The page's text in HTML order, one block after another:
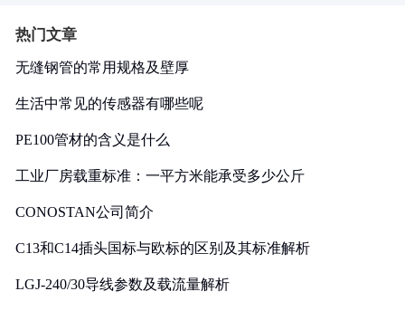
热门文章
无缝钢管的常用规格及壁厚
生活中常见的传感器有哪些呢
PE100管材的含义是什么
工业厂房载重标准：一平方米能承受多少公斤
CONOSTAN公司简介
C13和C14插头国标与欧标的区别及其标准解析
LGJ-240/30导线参数及载流量解析